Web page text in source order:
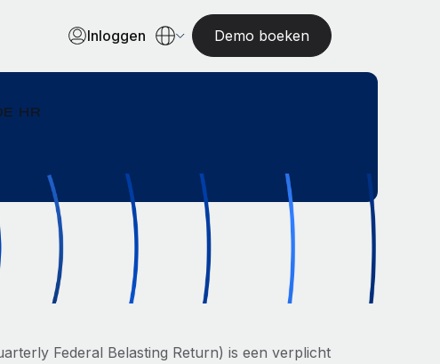
Inloggen Demo boeken
HR
Federal Belasting Return) is een verplicht